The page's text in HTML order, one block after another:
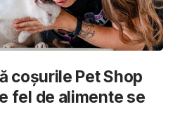
coșurile Pet Shop
fel de alimente se